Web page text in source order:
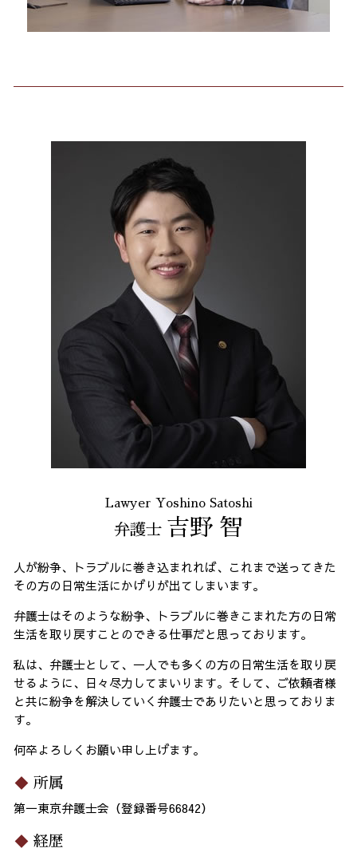
Lawyer Yoshino Satoshi
弁護士 吉野 智
人が紛争、トラブルに巻き込まれれば、これまで送ってきた
その方の日常生活にかげりが出てしまいます。
弁護士はそのような紛争、トラブルに巻きこまれた方の日常
生活を取り戻すことのできる仕事だと思っております。
私は、弁護士として、一人でも多くの方の日常生活を取り戻
せるように、日々尽力してまいります。そして、ご依頼者様
と共に紛争を解決していく弁護士でありたいと思っておりま
す。
何卒よろしくお願い申し上げます。
所属
第一東京弁護士会（登録番号66842）
経歴